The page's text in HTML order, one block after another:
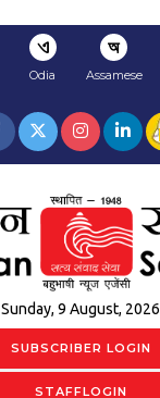
ଏ
Odia
অ
Assamese
Sunday, 9 August, 2026
SUBSCRIBER LOGIN
STAFFLOGIN